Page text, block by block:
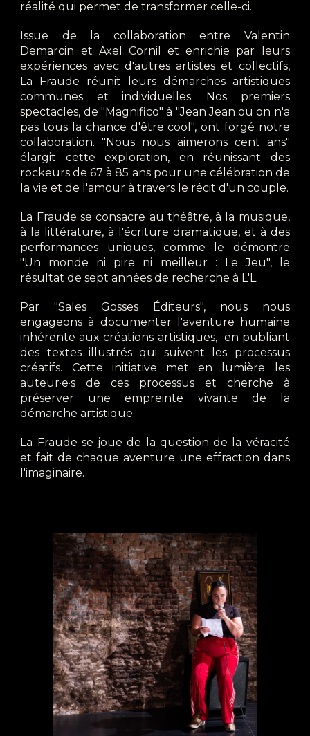
réalité qui permet de transformer celle-ci.
Issue de la collaboration entre Valentin
Demarcin et Axel Cornil et enrichie par leurs
expériences avec d'autres artistes et collectifs,
La Fraude réunit leurs démarches artistiques
communes et individuelles. Nos premiers
spectacles, de "Magnifico" à "Jean Jean ou on n'a
pas tous la chance d'être cool", ont forgé notre
collaboration. "Nous nous aimerons cent ans"
élargit cette exploration, en réunissant des
rockeurs de 67 à 85 ans pour une célébration de
la vie et de l'amour à travers le récit d'un couple.
La Fraude se consacre au théâtre, à la musique,
à la littérature, à l'écriture dramatique, et à des
performances uniques, comme le démontre
"Un monde ni pire ni meilleur : Le Jeu", le
résultat de sept années de recherche à L'L.
Par "Sales Gosses Éditeurs", nous nous
engageons à documenter l'aventure humaine
inhérente aux créations artistiques, en publiant
des textes illustrés qui suivent les processus
créatifs. Cette initiative met en lumière les
auteur·e·s de ces processus et cherche à
préserver une empreinte vivante de la
démarche artistique.
La Fraude se joue de la question de la véracité
et fait de chaque aventure une effraction dans
l'imaginaire.